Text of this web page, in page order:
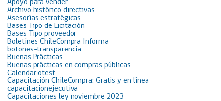
Apoyo para vender
Archivo histórico directivas
Asesorías estratégicas
Bases Tipo de Licitación
Bases Tipo proveedor
Boletines ChileCompra Informa
botones-transparencia
Buenas Prácticas
Buenas prácticas en compras públicas
Calendariotest
Capacitación ChileCompra: Gratis y en línea
capacitacionejecutiva
Capacitaciones ley noviembre 2023